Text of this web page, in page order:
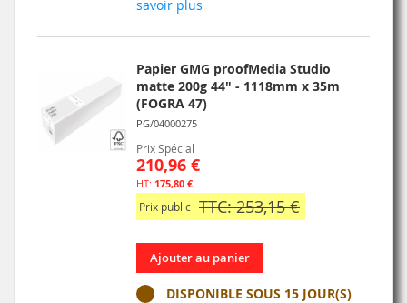
LISTE
savoir plus
Papier GMG proofMedia Studio
matte 200g 44" - 1118mm x 35m
(FOGRA 47)
PG/04000275
Prix Spécial
210,96 €
175,80 €
Prix public TTC: 253,15 €
Ajouter au panier
DISPONIBLE SOUS 15 JOUR(S)